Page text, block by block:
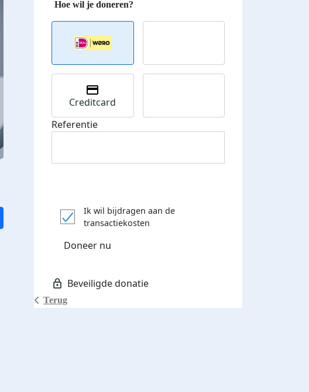
Terug
Creditcard
Referentie
Ik wil bijdragen aan de
transactiekosten
Doneer nu